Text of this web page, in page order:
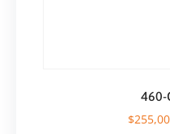
460-
$255,00